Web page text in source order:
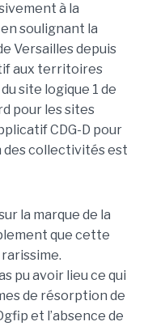
à la
soulignant la
Versailles depuis
aux territoires
site logique 1 de
pour les sites
CDG-D pour
des collectivités est
la marque de la
que cette
pu avoir lieu ce qui
de résorption de
et l’absence de